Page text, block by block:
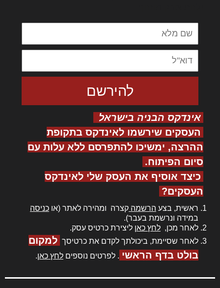
אינדקס הבניה בישראל
העסקים שירשמו לאינדקס בתקופת
ההרצה, ימשיכו להתפרסם ללא עלות עם
סיום הפיתוח.
כיצד אוסיף את העסק שלי לאינדקס
העסקים?
ראשית, בצע הרשמה קצרה ומהירה לאתר (או כניסה
במידה ונרשמת בעבר).
לאחר מכן, לחץ כאן ליצירת כרטיס עסק.
לאחר שסיימת, ביכולתך לקדם את כרטיסך למקום
בולט בדף הראשי . לפרטים נוספים לחץ כאן.